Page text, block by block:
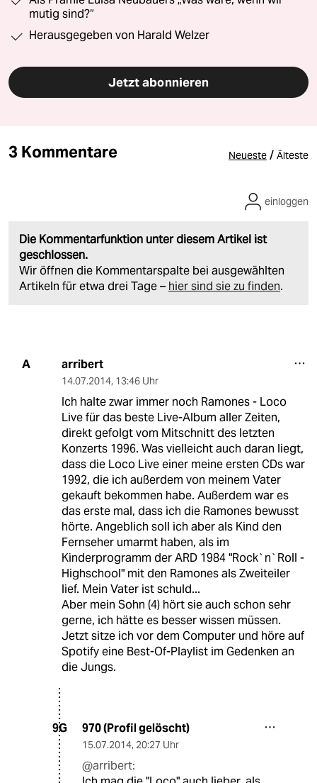
mutig sind?“
Herausgegeben von Harald Welzer
Jetzt abonnieren
3 Kommentare Neueste / Älteste
Die Kommentarfunktion unter diesem Artikel ist
geschlossen.
Wir öffnen die Kommentarspalte bei ausgewählten
Artikeln für etwa drei Tage – hier sind sie zu finden.
einloggen
A arribert
14.07.2014, 13:46 Uhr
Ich halte zwar immer noch Ramones - Loco
Live für das beste Live-Album aller Zeiten,
direkt gefolgt vom Mitschnitt des letzten
Konzerts 1996. Was vielleicht auch daran liegt,
dass die Loco Live einer meine ersten CDs war
1992, die ich außerdem von meinem Vater
gekauft bekommen habe. Außerdem war es
das erste mal, dass ich die Ramones bewusst
hörte. Angeblich soll ich aber als Kind den
Fernseher umarmt haben, als im
Kinderprogramm der ARD 1984 "Rock`n`Roll -
Highschool" mit den Ramones als Zweiteiler
lief. Mein Vater ist schuld...
Aber mein Sohn (4) hört sie auch schon sehr
gerne, ich hätte es besser wissen müssen.
Jetzt sitze ich vor dem Computer und höre auf
Spotify eine Best-Of-Playlist im Gedenken an
die Jungs.
9G 970 (Profil gelöscht)
15.07.2014, 20:27 Uhr
@arribert: